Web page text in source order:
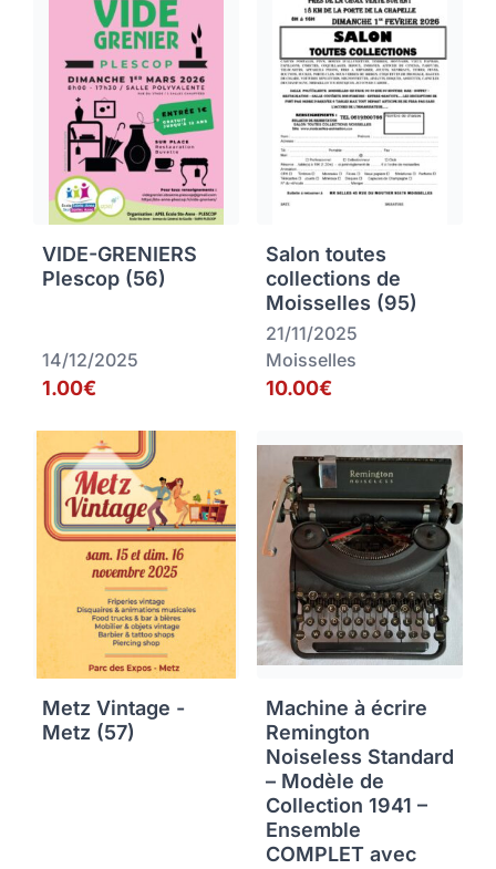
VIDE-GRENIERS
Plescop (56)
14/12/2025
1.00€
Salon toutes
collections de
Moisselles (95)
21/11/2025
Moisselles
10.00€
Metz Vintage -
Metz (57)
Machine à écrire
Remington
Noiseless Standard
– Modèle de
Collection 1941 –
Ensemble
COMPLET avec